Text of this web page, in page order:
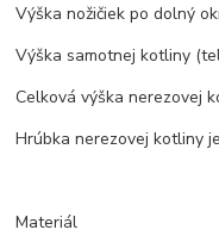
Výška nožičiek po dolný
Výška samotnej kotliny
Celková výška nerezovej
Hrúbka nerezovej kotliny
Materiál